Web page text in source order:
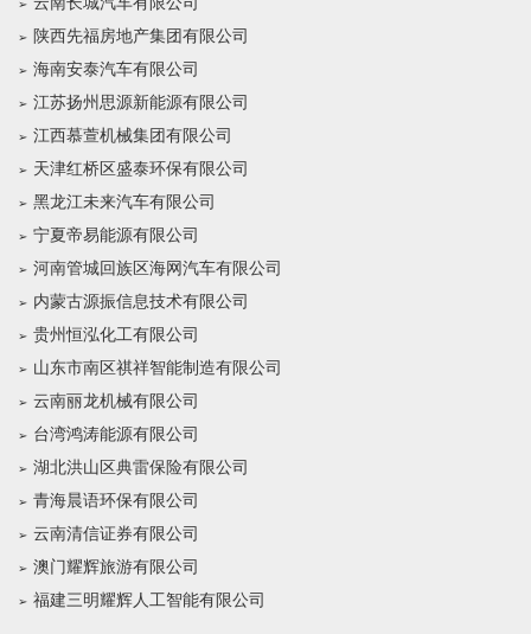
陕西先福房地产集团有限公司
海南安泰汽车有限公司
江苏扬州思源新能源有限公司
江西慕萱机械集团有限公司
天津红桥区盛泰环保有限公司
黑龙江未来汽车有限公司
宁夏帝易能源有限公司
河南管城回族区海网汽车有限公司
内蒙古源振信息技术有限公司
贵州恒泓化工有限公司
山东市南区祺祥智能制造有限公司
云南丽龙机械有限公司
台湾鸿涛能源有限公司
湖北洪山区典雷保险有限公司
青海晨语环保有限公司
云南清信证券有限公司
澳门耀辉旅游有限公司
福建三明耀辉人工智能有限公司